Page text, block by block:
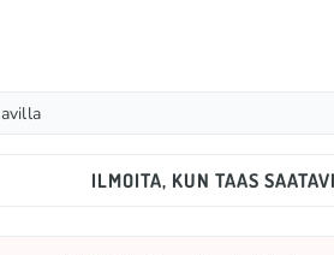
ILMOITA, KUN TAAS